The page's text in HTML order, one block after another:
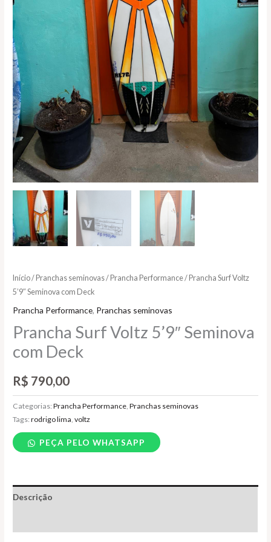
Início/Pranchas seminovas/Prancha Performance/ Prancha Surf Voltz
5’9″ Seminova com Deck
Prancha Performance, Pranchas seminovas
Prancha Surf Voltz 5’9″ Seminova
com Deck
R$ 790,00
Categorias:Prancha Performance ,Pranchas seminovas
Tags:rodrigo lima ,voltz
PEÇA PELO WHATSAPP
Descrição